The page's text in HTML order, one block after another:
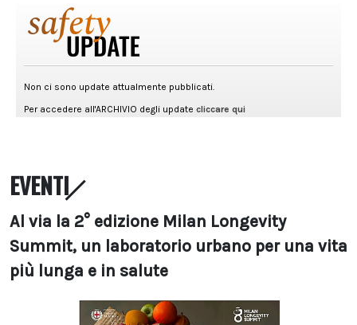
EVENTI
Al via la 2° edizione Milan Longevity
Summit, un laboratorio urbano per una vita
più lunga e in salute